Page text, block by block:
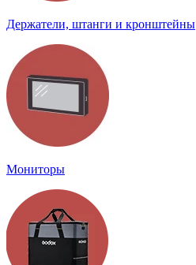
Держатели, штанги и кронштейны
Мониторы